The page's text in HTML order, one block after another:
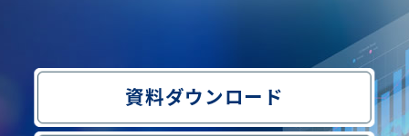
資料ダウンロード